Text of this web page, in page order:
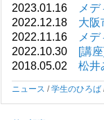
2023.01.16
メ
2022.12.18 大阪
2022.11.16
メ
2022.10.30
[講
2018.05.02 松井
ニュース /学生のひろば